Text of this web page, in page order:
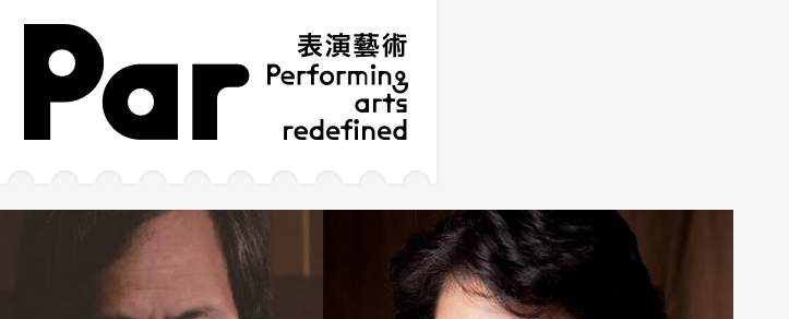
跳到主要內容區塊
網站導覽